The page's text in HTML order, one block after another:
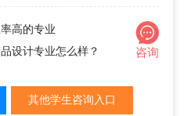
高的专业
设计专业怎么样？
咨询
其他学生咨询入口